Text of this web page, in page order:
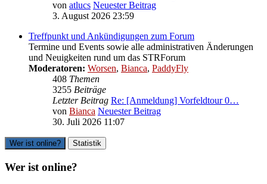
von atlucs Neuester Beitrag
3. August 2026 23:59
Treffpunkt und Ankündigungen zum Forum
Termine und Events sowie alle administrativen Änderungen
und Neuigkeiten rund um das STRForum
Moderatoren: Worsen, Bianca, PaddyFly
408 Themen
3255 Beiträge
Letzter Beitrag Re: [Anmeldung] Vorfeldtour 0…
von Bianca Neuester Beitrag
30. Juli 2026 11:07
Wer ist online? Statistik
Wer ist online?